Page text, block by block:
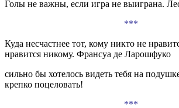
Голы не важны, если игра не выиграна.
***
Куда несчастнее тот, кому никто не
нравится никому. Франсуа де Ларошфуко
сильно бы хотелось видеть тебя на
крепко поцеловать!
***